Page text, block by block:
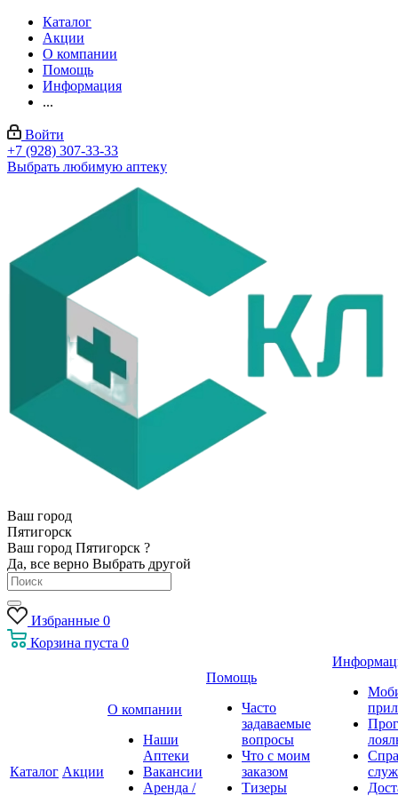
Каталог
Акции
О компании
Помощь
Информация
...
Войти
+7 (928) 307-33-33
Выбрать любимую аптеку
Ваш город
Пятигорск
Ваш город Пятигорск ?
Да, все верно Выбрать другой
Избранные 0
Корзина пуста 0
Каталог Акции
О компании
Наши
Аптеки
Вакансии
Аренда /
Помощь
Часто
задаваемые
вопросы
Что с моим
заказом
Тизеры